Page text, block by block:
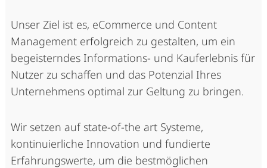
Unser Ziel ist es, eCommerce und Content
Management erfolgreich zu gestalten, um ein
begeisterndes Informations- und Kauferlebnis für
Nutzer zu schaffen und das Potenzial Ihres
Unternehmens optimal zur Geltung zu bringen.
Wir setzen auf state-of-the art Systeme,
kontinuierliche Innovation und fundierte
Erfahrungswerte, um die bestmöglichen